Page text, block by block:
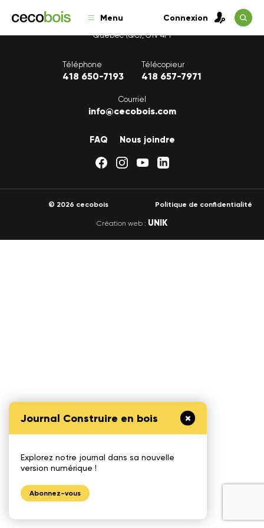
Menu Connexion
Journal Construire en bois
Explorez notre journal dans sa nouvelle
version numérique !
Abonnez-vous
1175, avenue Lavigerie, Bureau 200
Québec (QC), G1V 4P1
Téléphone
418 650-7193
Télécopieur
418 657-7971
Courriel
info@cecobois.com
FAQ Nous joindre
© 2026 cecobois Politique de confidentialité
Création web : UNIK